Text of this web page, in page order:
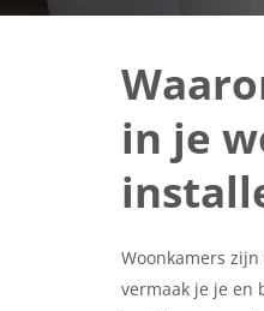
in je
Woonkamers
vermaak je je en